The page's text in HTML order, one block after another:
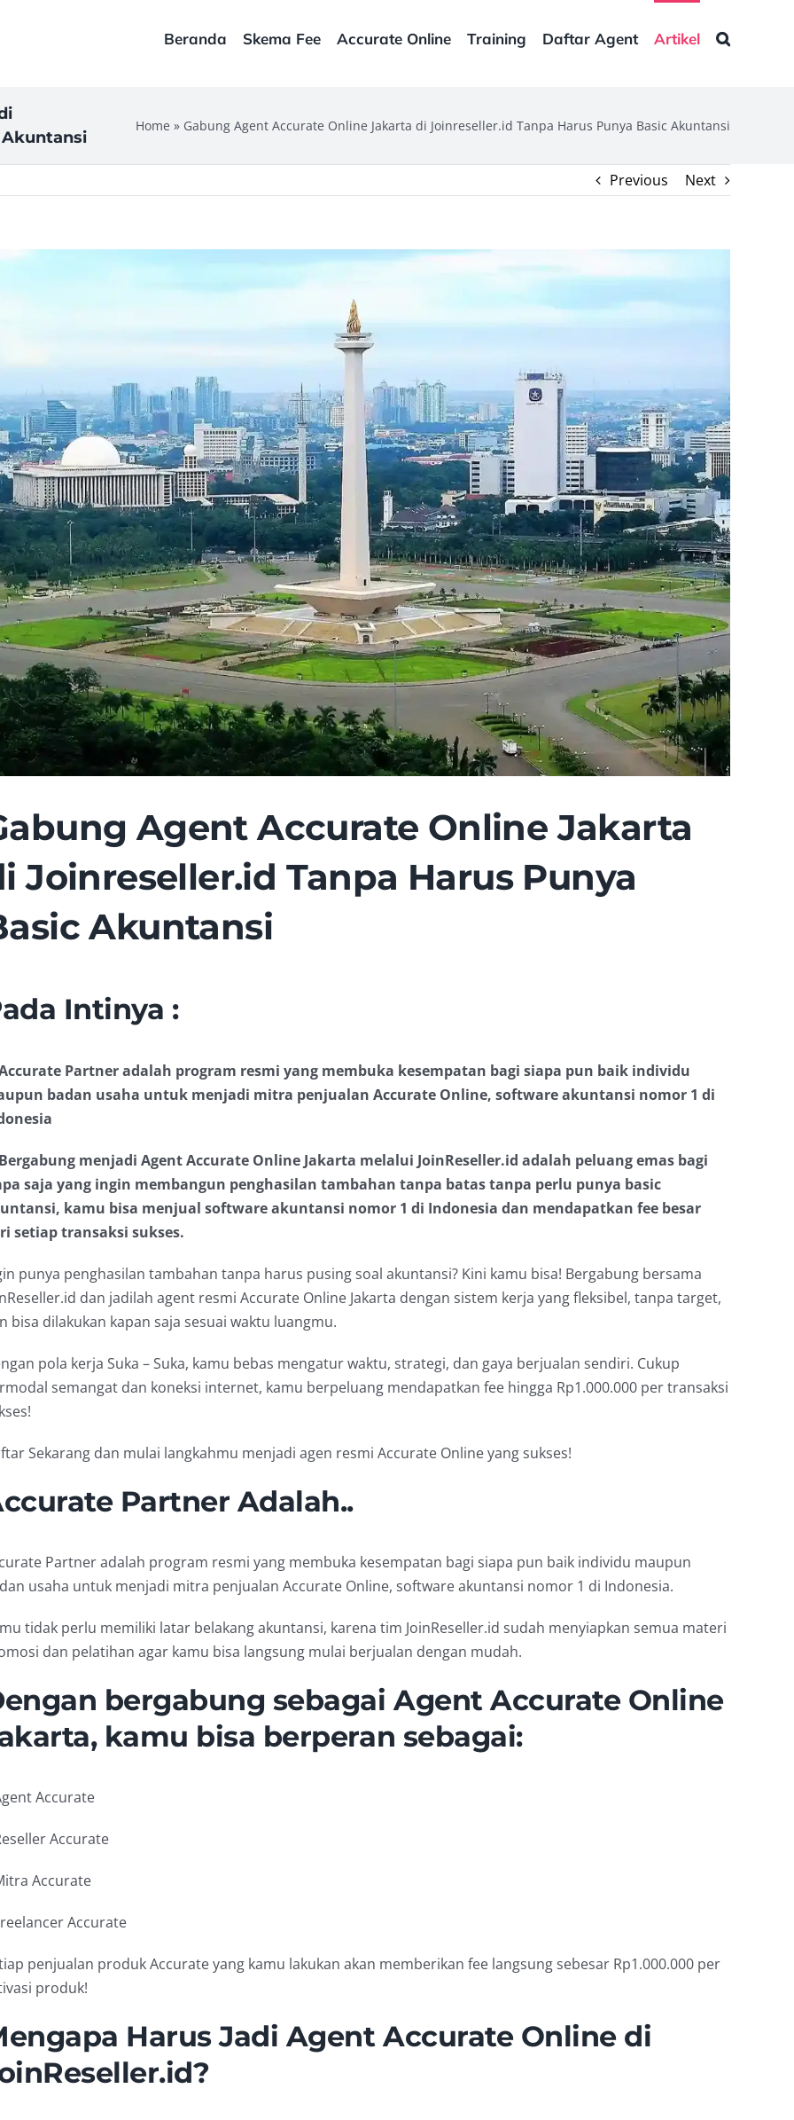
Beranda Skema Fee Accurate Online Training Daftar Agent Artikel
Akuntansi
Home » Gabung Agent Accurate Online Jakarta di Joinreseller.id Tanpa Harus Punya Basic Akuntansi
Previous Next
Agent Accurate Online Jakarta
Joinreseller.id Tanpa Harus Punya
Akuntansi
Intinya :
Partner adalah program resmi yang membuka kesempatan bagi siapa pun baik individu
badan usaha untuk menjadi mitra penjualan Accurate Online, software akuntansi nomor 1 di
menjadi Agent Accurate Online Jakarta melalui JoinReseller.id adalah peluang emas bagi
saja yang ingin membangun penghasilan tambahan tanpa batas tanpa perlu punya basic
kamu bisa menjual software akuntansi nomor 1 di Indonesia dan mendapatkan fee besar
setiap transaksi sukses.
punya penghasilan tambahan tanpa harus pusing soal akuntansi? Kini kamu bisa! Bergabung bersama
dan jadilah agent resmi Accurate Online Jakarta dengan sistem kerja yang fleksibel, tanpa target,
bisa dilakukan kapan saja sesuai waktu luangmu.
pola kerja Suka – Suka, kamu bebas mengatur waktu, strategi, dan gaya berjualan sendiri. Cukup
semangat dan koneksi internet, kamu berpeluang mendapatkan fee hingga Rp1.000.000 per transaksi
Sekarang dan mulai langkahmu menjadi agen resmi Accurate Online yang sukses!
Partner Adalah..
Partner adalah program resmi yang membuka kesempatan bagi siapa pun baik individu maupun
usaha untuk menjadi mitra penjualan Accurate Online, software akuntansi nomor 1 di Indonesia.
tidak perlu memiliki latar belakang akuntansi, karena tim JoinReseller.id sudah menyiapkan semua materi
dan pelatihan agar kamu bisa langsung mulai berjualan dengan mudah.
bergabung sebagai Agent Accurate Online
kamu bisa berperan sebagai:
Accurate
Accurate
Accurate
Accurate
penjualan produk Accurate yang kamu lakukan akan memberikan fee langsung sebesar Rp1.000.000 per
produk!
Harus Jadi Agent Accurate Online di